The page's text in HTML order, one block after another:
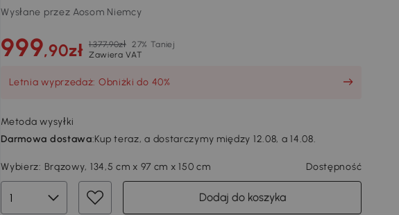
Wysłane przez Aosom Niemcy
999,90zł 1.377,90zł 27% Taniej
Zawiera VAT
Letnia wyprzedaż: Obniżki do 40%
Metoda wysyłki
Darmowa dostawa:Kup teraz, a dostarczymy między 12.08, a 14.08.
Wybierz: Brązowy, 134,5 cm x 97 cm x 150 cm Dostępność
Dodaj do koszyka